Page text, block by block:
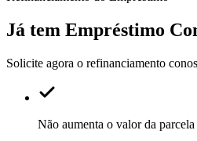
Já tem Empréstimo
Solicite agora o refinanciamento
Não aumenta o valor da